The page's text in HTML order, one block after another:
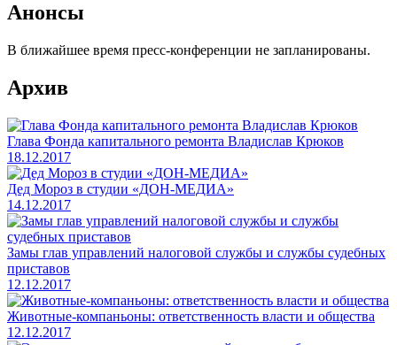
Анонсы
В ближайшее время пресс-конференции не запланированы.
Архив
Глава Фонда капитального ремонта Владислав Крюков
18.12.2017
Дед Мороз в студии «ДОН-МЕДИА»
14.12.2017
Замы глав управлений налоговой службы и службы судебных
приставов
12.12.2017
Животные-компаньоны: ответственность власти и общества
12.12.2017